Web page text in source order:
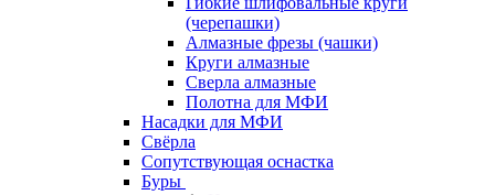
(черепашки)
Алмазные фрезы (чашки)
Круги алмазные
Сверла алмазные
Полотна для МФИ
Насадки для МФИ
Свёрла
Сопутствующая оснастка
Буры